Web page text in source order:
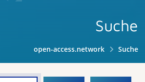
Suche
open-access.network Suche